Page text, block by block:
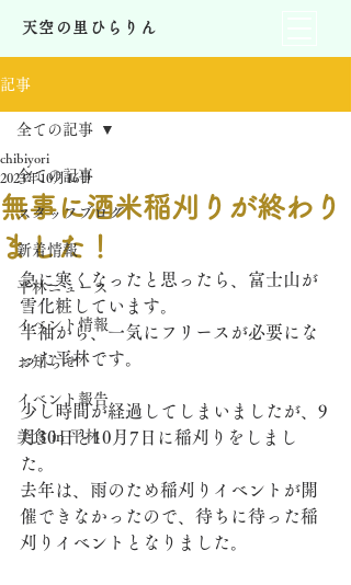
天空の里ひらりん
記事
全ての記事
スタッフブログ
新着情報
平林ニュース
イベント情報
お知らせ
イベント報告
美食 in 平林
全ての記事
無事に酒米稲刈りが終わり
ました！
chibiyori
2023年10月16日
急に寒くなったと思ったら、富士山が
雪化粧しています。
半袖から、一気にフリースが必要にな
った平林です。
少し時間が経過してしまいましたが、9
月30日と10月7日に稲刈りをしまし
た。
去年は、雨のため稲刈りイベントが開
催できなかったので、待ちに待った稲
刈りイベントとなりました。